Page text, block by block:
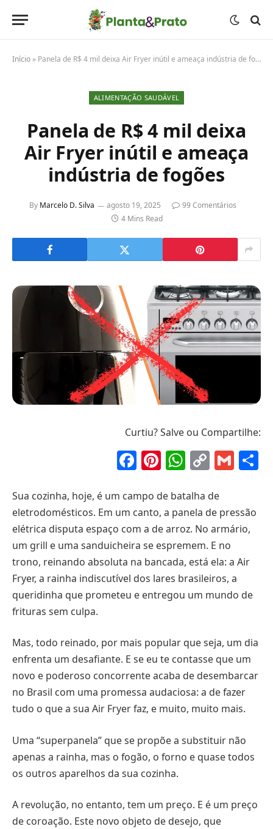
Início » Panela de R$ 4 mil deixa Air Fryer inútil e ameaça indústria de fogões
ALIMENTAÇÃO SAUDÁVEL
Panela de R$ 4 mil deixa
Air Fryer inútil e ameaça
indústria de fogões
By Marcelo D. Silva agosto 19, 2025
99 Comentários
4 Mins Read
Curtiu? Salve ou Compartilhe:
Facebook
Pinterest
Copy
Sua cozinha, hoje, é um campo de batalha de
eletrodomésticos. Em um canto, a panela de pressão
elétrica disputa espaço com a de arroz. No armário,
um grill e uma sanduicheira se espremem. E no
trono, reinando absoluta na bancada, está ela: a Air
Fryer, a rainha indiscutível dos lares brasileiros, a
queridinha que prometeu e entregou um mundo de
frituras sem culpa.
Mas, todo reinado, por mais popular que seja, um dia
enfrenta um desafiante. E se eu te contasse que um
novo e poderoso concorrente acaba de desembarcar
no Brasil com uma promessa audaciosa: a de fazer
tudo o que a sua Air Fryer faz, e muito, muito mais.
Uma “superpanela” que se propõe a substituir não
apenas a rainha, mas o fogão, o forno e quase todos
os outros aparelhos da sua cozinha.
A revolução, no entanto, tem um preço. E é um preço
de coroação. Este novo objeto de desejo, que